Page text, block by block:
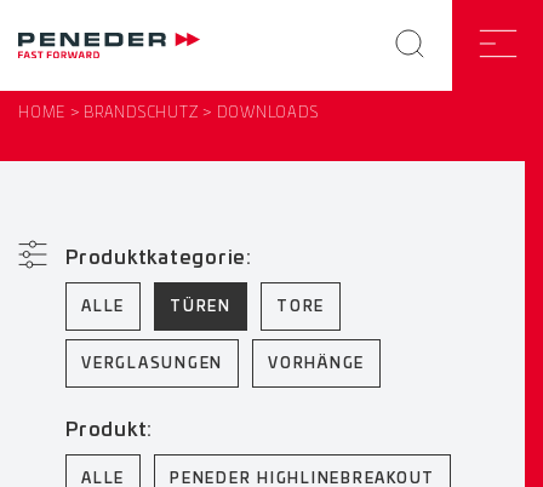
HOME BRANDSCHUTZ DOWNLOADS
Produktkategorie:
ALLE TÜREN TORE
VERGLASUNGEN VORHÄNGE
Produkt:
ALLE PENEDER HIGHLINEBREAKOUT